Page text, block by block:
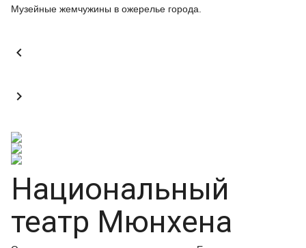
Музейные жемчужины в ожерелье города.


Национальный
театр Мюнхена